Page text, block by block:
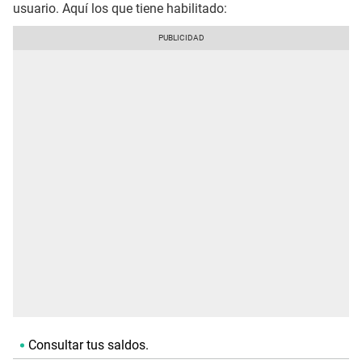
usuario. Aquí los que tiene habilitado:
Consultar tus saldos.